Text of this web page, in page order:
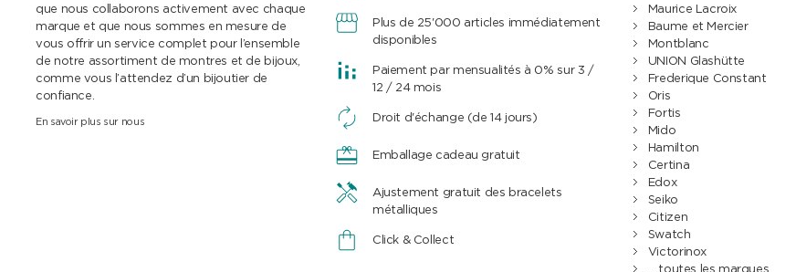
que nous collaborons activement avec chaque
marque et que nous sommes en mesure de
vous offrir un service complet pour l’ensemble
de notre assortiment de montres et de bijoux,
comme vous l’attendez d’un bijoutier de
confiance.
En savoir plus sur nous
Plus de 25'000 articles immédiatement
disponibles
Paiement par mensualités à 0% sur 3 /
12 / 24 mois
Droit d'échange (de 14 jours)
Emballage cadeau gratuit
Ajustement gratuit des bracelets
métalliques
Click & Collect
Maurice Lacroix
Baume et Mercier
Montblanc
UNION Glashütte
Frederique Constant
Oris
Fortis
Mido
Hamilton
Certina
Edox
Seiko
Citizen
Swatch
Victorinox
... toutes les marques